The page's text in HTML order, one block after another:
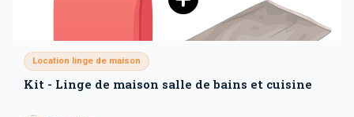
Location linge de maison
Kit - Linge de maison salle de bains et cuisine